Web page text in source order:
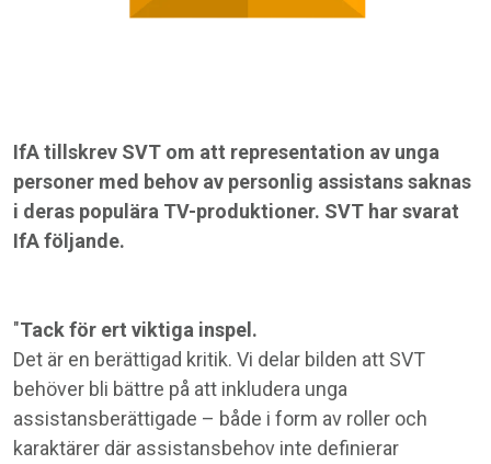
IfA tillskrev SVT om att representation av unga
personer med behov av personlig assistans saknas
i deras populära TV-produktioner. SVT har svarat
IfA följande.
"Tack för ert viktiga inspel.
Det är en berättigad kritik. Vi delar bilden att SVT
behöver bli bättre på att inkludera unga
assistansberättigade – både i form av roller och
karaktärer där assistansbehov inte definierar